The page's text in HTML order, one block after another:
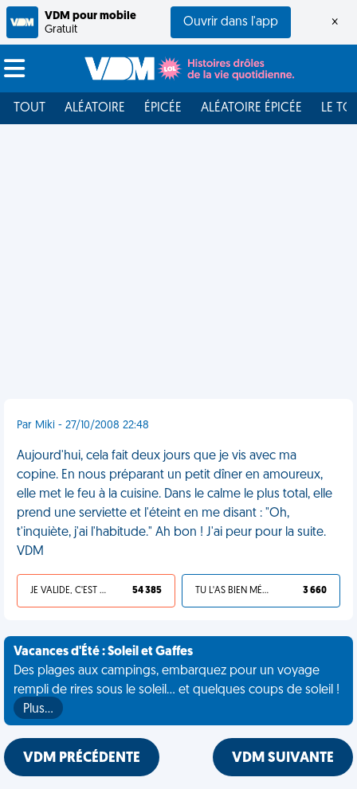
VDM pour mobile
Gratuit
Ouvrir dans l'app ×
TOUT ALÉATOIRE ÉPICÉE ALÉATOIRE ÉPICÉE LE
Par Miki - 27/10/2008 22:48
Aujourd'hui, cela fait deux jours que je vis avec ma
copine. En nous préparant un petit dîner en amoureux,
elle met le feu à la cuisine. Dans le calme le plus total, elle
prend une serviette et l'éteint en me disant : "Oh,
t'inquiète, j'ai l'habitude." Ah bon ! J'ai peur pour la suite.
VDM
JE VALIDE, C'EST UNE VDM 54 385 TU L'AS BIEN MÉRITÉ 3 660
Vacances d'Été : Soleil et Gaffes
Des plages aux campings, embarquez pour un voyage
rempli de rires sous le soleil... et quelques coups de soleil !
Plus…
VDM PRÉCÉDENTE VDM SUIVANTE